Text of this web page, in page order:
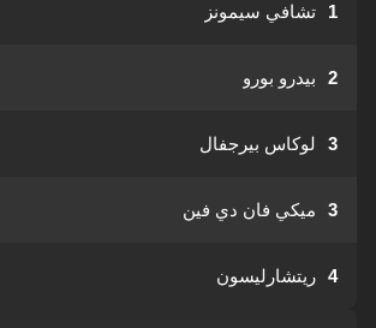
1 تشافي سيمونز
2 بيدرو بورو
3 لوكاس بيرجفال
3 ميكي فان دي فين
4 ريتشارليسون